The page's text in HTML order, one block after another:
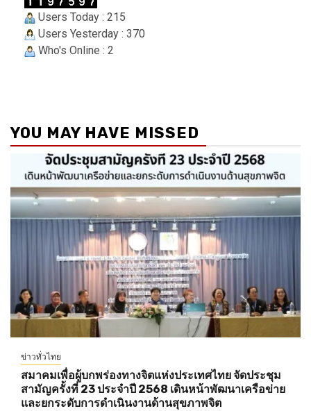
Users Today : 215
Users Yesterday : 370
Who's Online : 2
YOU MAY HAVE MISSED
ข่าวทั่วไทย
สมาคมเพื่อผู้บกพร่องทางจิตแห่งประเทศไทย จัดประชุม
สามัญครั้งที่ 23 ประจำปี 2568 เดินหน้าพัฒนาเครือข่าย
และยกระดับการดำเนินงานด้านสุขภาพจิต